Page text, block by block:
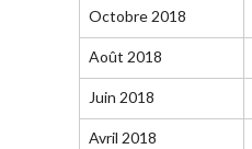
niveaux de
compétence
Octobre 2018
Août 2018
Juin 2018
Avril 2018